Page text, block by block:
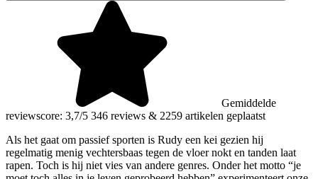
Gemiddelde
reviewscore: 3,7/5 346 reviews & 2259 artikelen geplaatst
Als het gaat om passief sporten is Rudy een kei gezien hij
regelmatig menig vechtersbaas tegen de vloer nokt en tanden laat
rapen. Toch is hij niet vies van andere genres. Onder het motto “je